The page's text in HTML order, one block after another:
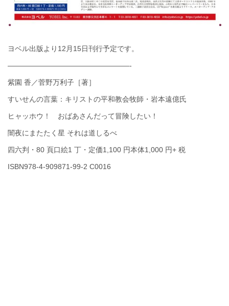
ヨベル出版より12月15日刊行予定です。
—————————————————-
紫園 香／菅野万利子［著］
すいせんの言葉：キリストの平和教会牧師・岩本遠億氏
ヒャッホウ！ おばあさんだって冒険したい！
闇夜にまたたく星 それは道しるべ
四六判・80 頁口絵1 丁・定価1,100 円本体1,000 円+ 税
ISBN978-4-909871-99-2 C0016